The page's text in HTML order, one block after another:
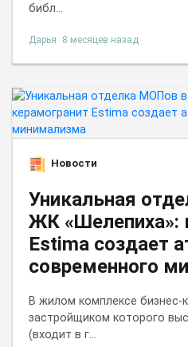
библ...
Дарья 8 месяцев назад
Новости
Уникальная
ЖК «Шелепиха»:
Estima создает
современного
В жилом комплексе бизнес-
застройщиком которого
(входит в г...